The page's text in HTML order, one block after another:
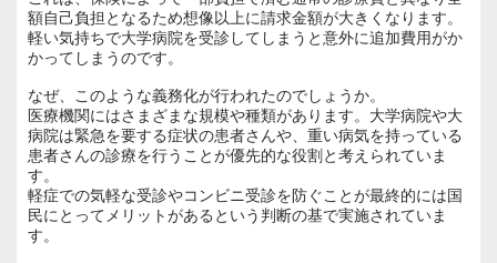
額自己負担となるため想像以上に請求金額が大きくなります。
軽い気持ちで大学病院を受診してしまうと意外に追加費用がか
かってしまうのです。
なぜ、このような義務化が行われたのでしょうか。
医療機関にはさまざまな規模や種類があります。大学病院や大
病院は緊急を要する症状の患者さんや、重い病気を持っている
患者さんの診療を行うことが優先的な役割と考えられていま
す。
軽症での気軽な受診やコンビニ受診を防ぐことが最終的には国
民にとってメリットがあるという判断の基で実施されていま
す。